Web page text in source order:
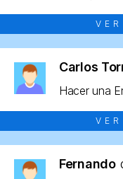
Carlos
Hacer una
Fernando